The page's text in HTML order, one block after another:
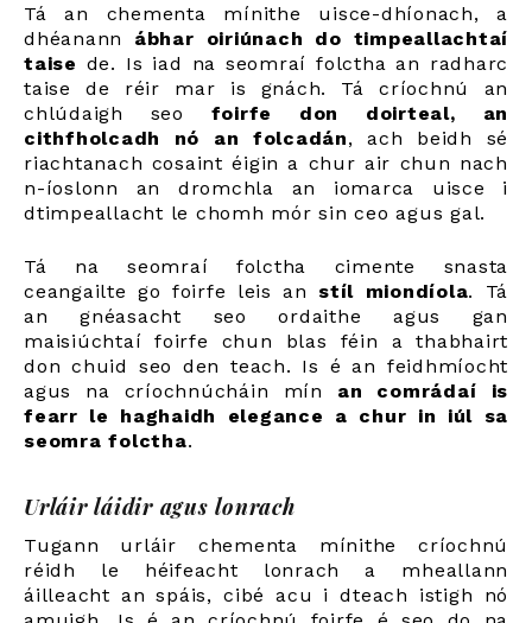
Tá an chementa mínithe uisce-dhíonach, a
dhéanann ábhar oiriúnach do timpeallachtaí
taise de. Is iad na seomraí folctha an radharc
taise de réir mar is gnách. Tá críochnú an
chlúdaigh seo foirfe don doirteal, an
cithfholcadh nó an folcadán, ach beidh sé
riachtanach cosaint éigin a chur air chun nach
n-íoslonn an dromchla an iomarca uisce i
dtimpeallacht le chomh mór sin ceo agus gal.
Tá na seomraí folctha cimente snasta
ceangailte go foirfe leis an stíl miondíola. Tá
an gnéasacht seo ordaithe agus gan
maisiúchtaí foirfe chun blas féin a thabhairt
don chuid seo den teach. Is é an feidhmíocht
agus na críochnúcháin mín an comrádaí is
fearr le haghaidh elegance a chur in iúl sa
seomra folctha.
Urláir láidir agus lonrach
Tugann urláir chementa mínithe críochnú
réidh le héifeacht lonrach a mheallann
áilleacht an spáis, cibé acu i dteach istigh nó